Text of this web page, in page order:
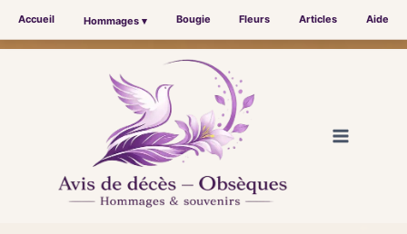
Accueil Hommages ▾ Bougie Fleurs Articles Aide